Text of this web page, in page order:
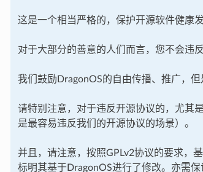
这是一个相当严格的，保护开源软件健康
对于大部分的善意的人们而言，您不会违
我们鼓励DragonOS的自由传播、推广，
请特别注意，对于违反开源协议的，尤其是
是最容易违反我们的开源协议的场景）。
并且，请注意，按照GPLv2协议的要求，
标明其基于DragonOS进行了修改。亦需